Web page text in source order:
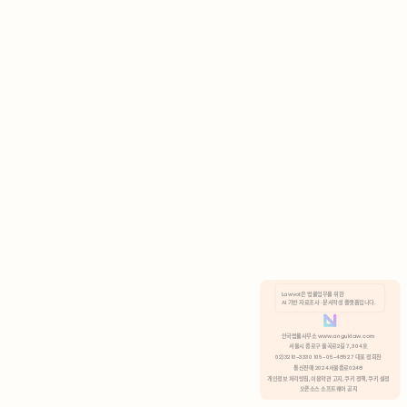
분석 쿠키 허용
Lawvot은 법률업무를 위한
AI 기반 자료조사 · 문서작성 플랫폼입니다.
안국법률사무소 www.anguklaw.com
서울시 종로구 율곡로2길 7, 304호
02)3210-3330 105-05-48527 대표 정희찬
통신판매 2024서울종로0248
개인정보 처리방침, 이용약관 고지, 쿠키 정책, 쿠키 설정
오픈소스 소프트웨어 공지